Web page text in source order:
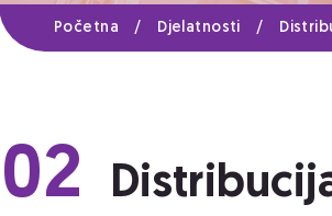
Početna / Djelatnosti /
02